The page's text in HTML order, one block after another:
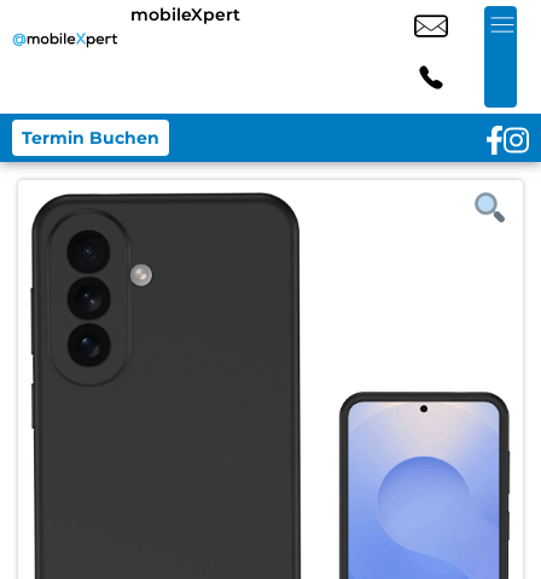
mobileXpert
Termin Buchen